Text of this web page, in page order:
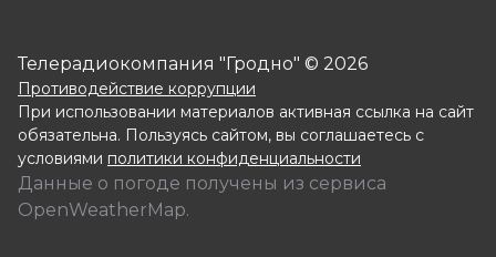
Телерадиокомпания "Гродно" © 2026
Противодействие коррупции
При использовании материалов активная ссылка на сайт
обязательна. Пользуясь сайтом, вы соглашаетесь с
условиями политики конфиденциальности
Данные о погоде получены из сервиса
OpenWeatherMap.